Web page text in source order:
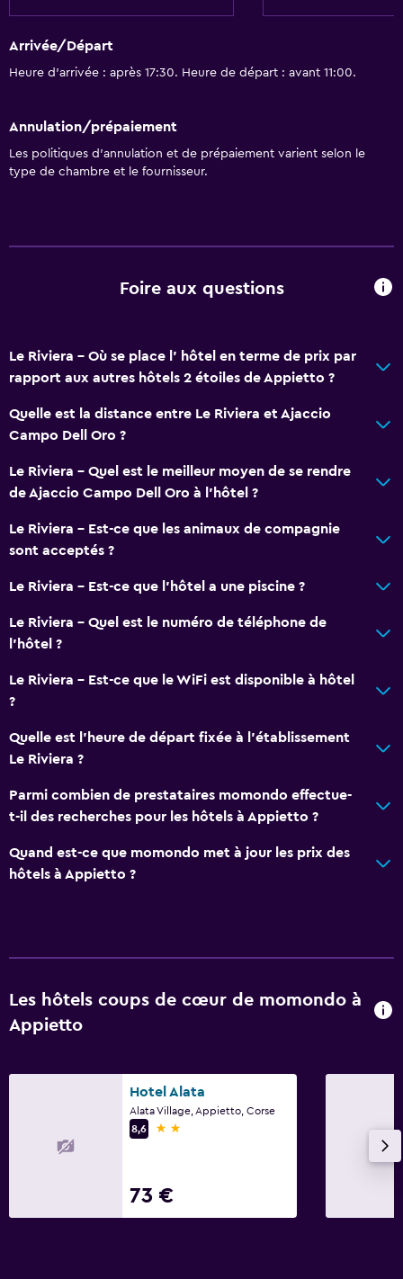
Arrivée/Départ
Heure d’arrivée : après 17:30. Heure de départ : avant 11:00.
Annulation/prépaiement
Les politiques d’annulation et de prépaiement varient selon le
type de chambre et le fournisseur.
Foire aux questions
Le Riviera - Où se place l’ hôtel en terme de prix par
rapport aux autres hôtels 2 étoiles de Appietto ?
Quelle est la distance entre Le Riviera et Ajaccio
Campo Dell Oro ?
Le Riviera - Quel est le meilleur moyen de se rendre
de Ajaccio Campo Dell Oro à l’hôtel ?
Le Riviera - Est-ce que les animaux de compagnie
sont acceptés ?
Le Riviera - Est-ce que l’hôtel a une piscine ?
Le Riviera - Quel est le numéro de téléphone de
l’hôtel ?
Le Riviera - Est-ce que le WiFi est disponible à hôtel
?
Quelle est l'heure de départ fixée à l'établissement
Le Riviera ?
Parmi combien de prestataires momondo effectue-
t-il des recherches pour les hôtels à Appietto ?
Quand est-ce que momondo met à jour les prix des
hôtels à Appietto ?
Les hôtels coups de cœur de momondo à
Appietto
Hotel Alata
Alata Village, Appietto, Corse
8,6
2 étoiles
73 €